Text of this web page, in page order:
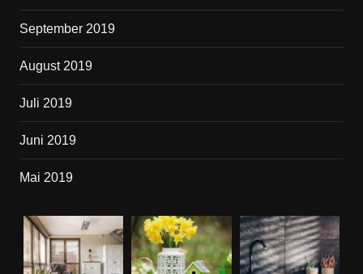
September 2019
August 2019
Juli 2019
Juni 2019
Mai 2019